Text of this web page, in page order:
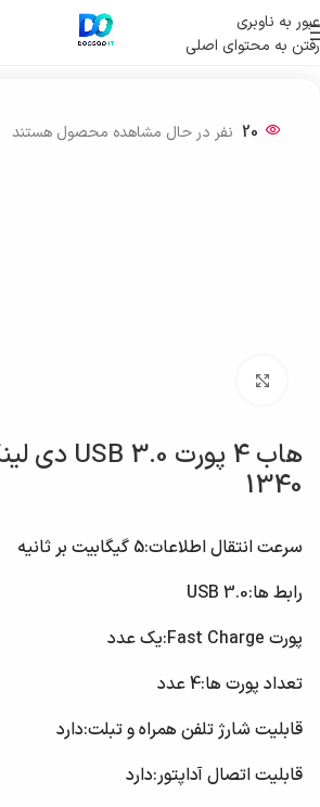
عبور به ناوبری
رفتن به محتوای اصلی
خانه/ لوازم جانبی کامپیوتر
20 نفر در حال مشاهده محصول هستند
1340
سرعت انتقال اطلاعات:5 گیگابیت بر ثانیه
رابط‌‌ ها:USB 3.0
پورت Fast Charge:
یک عدد
تعداد پورت‌ ها:4 عدد
قابلیت شارژ تلفن همراه و تبلت:دارد
قابلیت اتصال آداپتور:دارد